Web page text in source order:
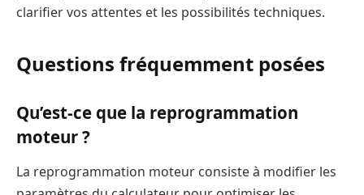
clarifier vos attentes et les possibilités techniques.
Questions fréquemment posées
Qu’est-ce que la reprogrammation
moteur ?
La reprogrammation moteur consiste à modifier les